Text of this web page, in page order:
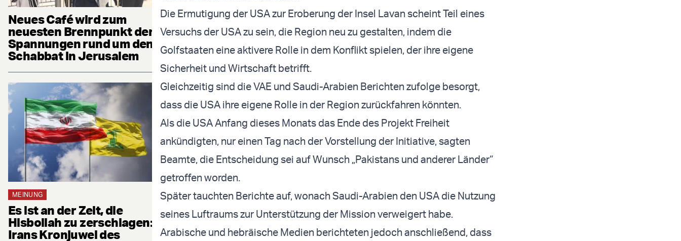
Neues Café wird zum
neuesten Brennpunkt der
Spannungen rund um den
Schabbat in Jerusalem
MEINUNG
Es ist an der Zeit, die
Hisbollah zu zerschlagen:
Irans Kronjuwel des
Die Ermutigung der USA zur Eroberung der Insel Lavan scheint Teil eines
Versuchs der USA zu sein, die Region neu zu gestalten, indem die
Golfstaaten eine aktivere Rolle in dem Konflikt spielen, der ihre eigene
Sicherheit und Wirtschaft betrifft.
Gleichzeitig sind die VAE und Saudi-Arabien Berichten zufolge besorgt,
dass die USA ihre eigene Rolle in der Region zurückfahren könnten.
Als die USA Anfang dieses Monats das Ende des Projekt Freiheit
ankündigten, nur einen Tag nach der Vorstellung der Initiative, sagten
Beamte, die Entscheidung sei auf Wunsch „Pakistans und anderer Länder“
getroffen worden.
Später tauchten Berichte auf, wonach Saudi-Arabien den USA die Nutzung
seines Luftraums zur Unterstützung der Mission verweigert habe.
Arabische und hebräische Medien berichteten jedoch anschließend, dass